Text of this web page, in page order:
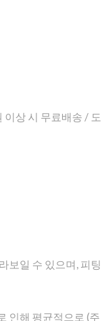
상 시 무료배송 / 도
보일 수 있으며, 피팅
인해 평균적으로 (주